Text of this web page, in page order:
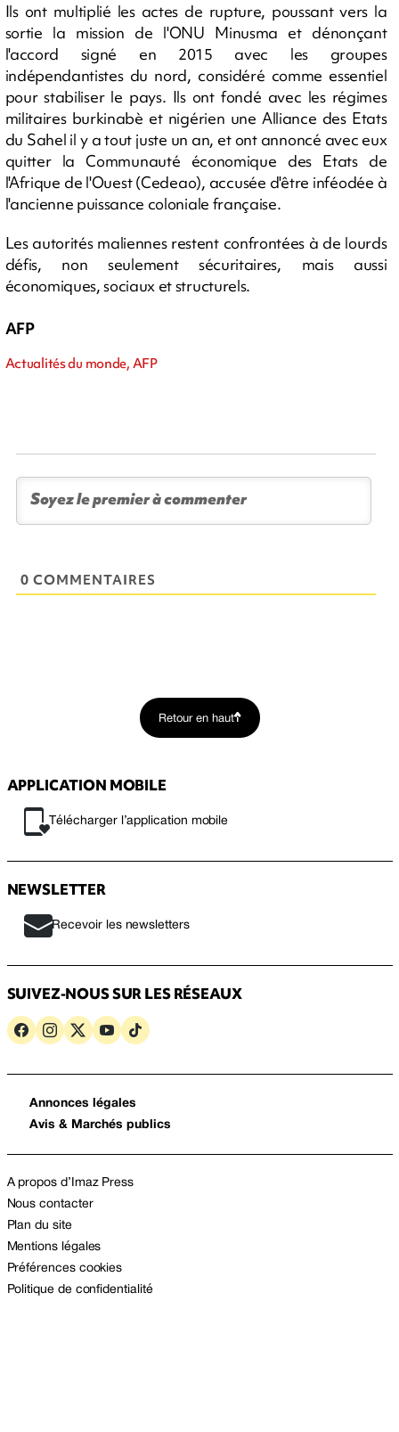
Ils ont multiplié les actes de rupture, poussant vers la
sortie la mission de l'ONU Minusma et dénonçant
l'accord signé en 2015 avec les groupes
indépendantistes du nord, considéré comme essentiel
pour stabiliser le pays. Ils ont fondé avec les régimes
militaires burkinabè et nigérien une Alliance des Etats
du Sahel il y a tout juste un an, et ont annoncé avec eux
quitter la Communauté économique des Etats de
l'Afrique de l'Ouest (Cedeao), accusée d'être inféodée à
l'ancienne puissance coloniale française.
Les autorités maliennes restent confrontées à de lourds
défis, non seulement sécuritaires, mais aussi
économiques, sociaux et structurels.
AFP
Actualités du monde, AFP
0 COMMENTAIRES
Retour en haut
APPLICATION MOBILE
Télécharger l’application mobile
NEWSLETTER
Recevoir les newsletters
SUIVEZ-NOUS SUR LES RÉSEAUX
Annonces légales
Avis & Marchés publics
A propos d’Imaz Press
Nous contacter
Plan du site
Mentions légales
Préférences cookies
Politique de confidentialité